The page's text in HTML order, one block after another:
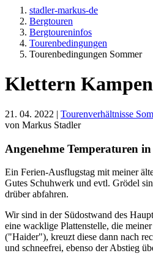
stadler-markus-de
Bergtouren
Bergtoureninfos
Tourenbedingungen
Tourenbedingungen Sommer
Klettern
21. 04. 2022 | Tourenverhältnisse
von Markus Stadler
Angenehme Temperaturen
Ein Ferien-Ausflugstag mit meiner
Gutes Schuhwerk und evtl. Grödel
drüber abfahren.
Wir sind in der Südostwand des
eine wacklige Plattenstelle, die
("Haider"), kreuzt diese dann nach
und schneefrei, ebenso der Abstieg